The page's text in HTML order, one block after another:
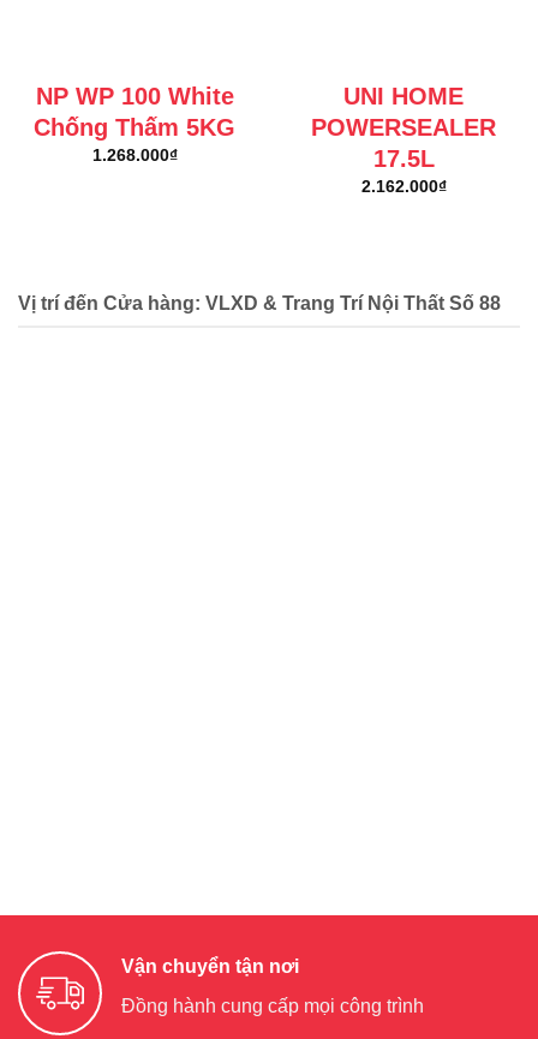
NP WP 100 White
Chống Thấm 5KG
1.268.000₫
UNI HOME
POWERSEALER
17.5L
2.162.000₫
Vị trí đến Cửa hàng: VLXD & Trang Trí Nội Thất Số 88
Vận chuyển tận nơi
Đồng hành cung cấp mọi công trình